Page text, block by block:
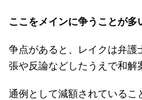
ここをメインに争うことが多
争点があると、レイクは弁護
張や反論などしたうえで和解
通例として減額されているこ